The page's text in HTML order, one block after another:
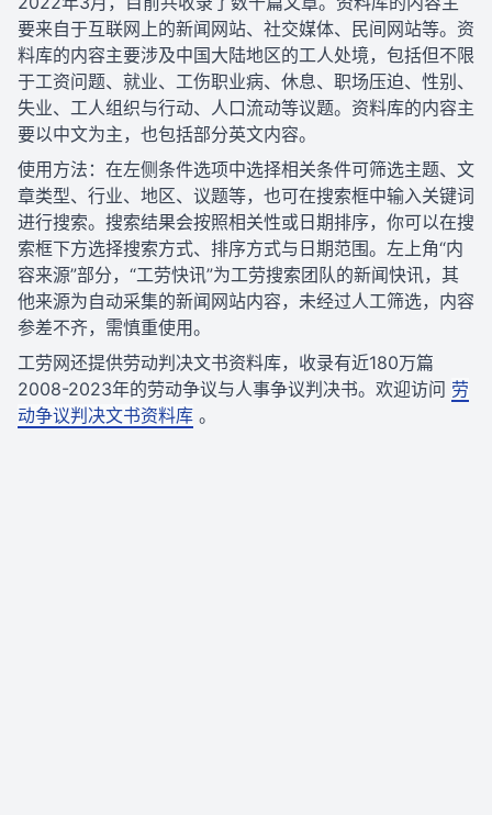
要来自于互联网上的新闻网站、社交媒体、民间网站等。资
料库的内容主要涉及中国大陆地区的工人处境，包括但不限
于工资问题、就业、工伤职业病、休息、职场压迫、性别、
失业、工人组织与行动、人口流动等议题。资料库的内容主
要以中文为主，也包括部分英文内容。
使用方法：在左侧条件选项中选择相关条件可筛选主题、文
章类型、行业、地区、议题等，也可在搜索框中输入关键词
进行搜索。搜索结果会按照相关性或日期排序，你可以在搜
索框下方选择搜索方式、排序方式与日期范围。左上角“内
容来源”部分，“工劳快讯”为工劳搜索团队的新闻快讯，其
他来源为自动采集的新闻网站内容，未经过人工筛选，内容
参差不齐，需慎重使用。
工劳网还提供劳动判决文书资料库，收录有近180万篇
2008-2023年的劳动争议与人事争议判决书。欢迎访问 劳
动争议判决文书资料库 。